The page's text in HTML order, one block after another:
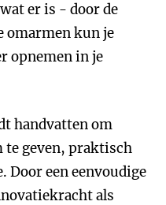
er is - door de
omarmen kun je
opnemen in je
handvatten om
te geven, praktisch
Door een eenvoudige
als